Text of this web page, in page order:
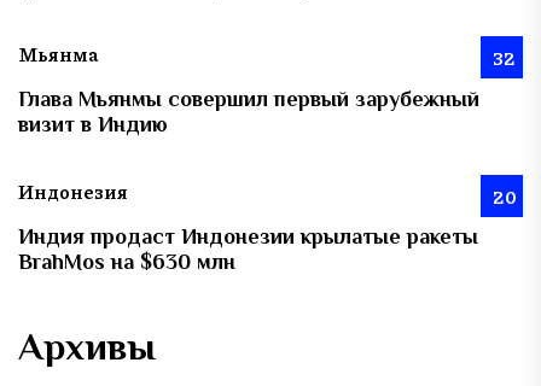
Мьянма 32
Глава Мьянмы совершил первый зарубежный
визит в Индию
Индонезия 20
Индия продаст Индонезии крылатые ракеты
BrahMos на $630 млн
Архивы